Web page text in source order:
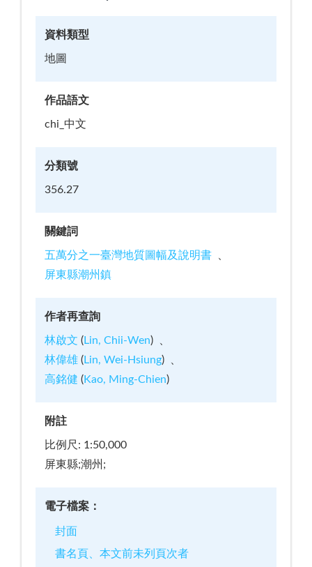
資料類型
地圖
作品語文
chi_中文
分類號
356.27
關鍵詞
五萬分之一臺灣地質圖幅及說明書
屏東縣潮州鎮
作者再查詢
林啟文 (Lin, Chii-Wen)
林偉雄(Lin, Wei-Hsiung)
高銘健 (Kao, Ming-Chien)
附註
比例尺: 1:50,000
屏東縣;潮州;
電子檔案：
封面
書名頁、本文前未列頁次者